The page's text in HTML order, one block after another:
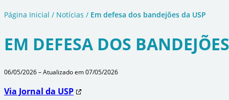
Página Inicial / Notícias / Em defesa dos bandejões da USP
EM DEFESA DOS
06/05/2026 – Atualizado em 07/05/2026
Via Jornal da USP